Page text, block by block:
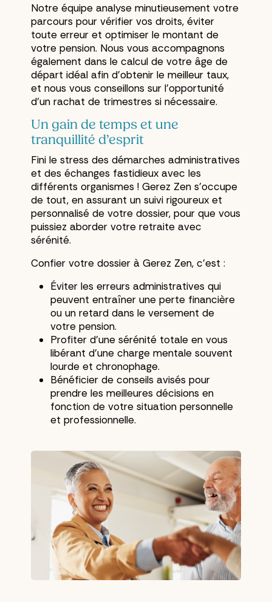
Notre équipe analyse minutieusement votre
parcours pour vérifier vos droits, éviter
toute erreur et optimiser le montant de
votre pension. Nous vous accompagnons
également dans le calcul de votre âge de
départ idéal afin d’obtenir le meilleur taux,
et nous vous conseillons sur l’opportunité
d’un rachat de trimestres si nécessaire.
Un gain de temps et une
tranquillité d’esprit
Fini le stress des démarches administratives
et des échanges fastidieux avec les
différents organismes ! Gerez Zen s’occupe
de tout, en assurant un suivi rigoureux et
personnalisé de votre dossier, pour que vous
puissiez aborder votre retraite avec
sérénité.
Confier votre dossier à Gerez Zen, c’est :
Éviter les erreurs administratives qui
peuvent entraîner une perte financière
ou un retard dans le versement de
votre pension.
Profiter d’une sérénité totale en vous
libérant d’une charge mentale souvent
lourde et chronophage.
Bénéficier de conseils avisés pour
prendre les meilleures décisions en
fonction de votre situation personnelle
et professionnelle.